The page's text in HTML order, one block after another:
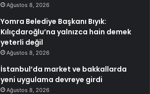
Ağustos 8, 2026
Yomra Belediye Başkanı Bıyık:
Kılıçdaroğlu’na yalnızca hain demek
yeterli değil
Ağustos 8, 2026
İstanbul’da market ve bakkallarda
yeni uygulama devreye girdi
Ağustos 8, 2026